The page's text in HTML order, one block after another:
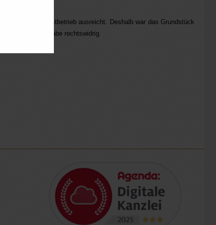
ruhenden Forstbetrieb ausreicht. Deshalb war das Grundstück
Betriebsaufgabe rechtswidrig.